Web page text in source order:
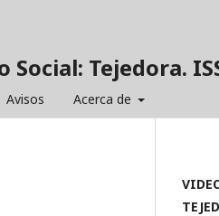
Tejedora.
Avisos Acerca de